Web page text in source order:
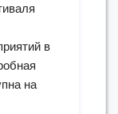
в
на